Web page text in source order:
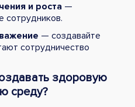
и роста —
сотрудников.
— создавайте
сотрудничество
здоровую
среду?